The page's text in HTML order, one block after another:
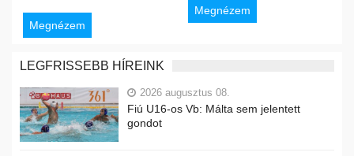
Megnézem
Megnézem
LEGFRISSEBB HÍREINK
2026 augusztus 08.
Fiú U16-os Vb: Málta sem jelentett
gondot